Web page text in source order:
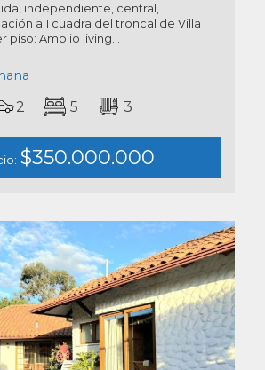
independiente, central,
a 1 cuadra del troncal de Villa
piso: Amplio living...
2 5 3
$350.000.000